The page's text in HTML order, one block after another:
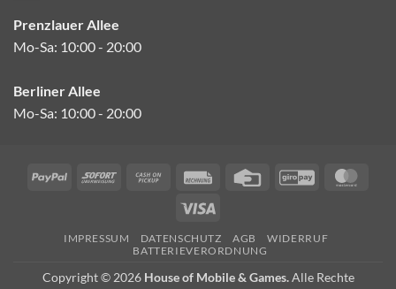
Prenzlauer Allee
Mo-Sa: 10:00 - 20:00
Berliner Allee
Mo-Sa: 10:00 - 20:00
PayPal Sofort
Cash
Pickup
Rechung
Credit
GiroPay
IMPRESSUM DATENSCHUTZ AGB
WIDERRUF
BATTERIEVERORDNUNG
Copyright © 2026 House of Mobile & Games.Alle Rechte